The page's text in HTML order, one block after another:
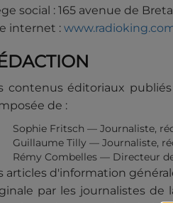
social : 165 avenue de
internet :
contenus éditoriaux
de :
Sophie Fritsch — Journaliste,
Guillaume Tilly — Journaliste,
Rémy Combelles — Directeur
articles d'information
par les journalistes de